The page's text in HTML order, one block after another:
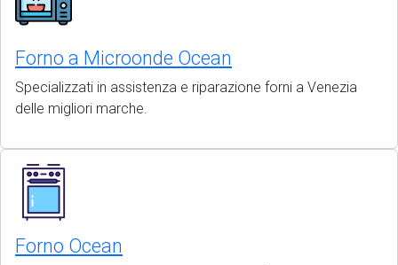
Forno a Microonde Ocean
Specializzati in assistenza e riparazione forni a Venezia
delle migliori marche.
Forno Ocean